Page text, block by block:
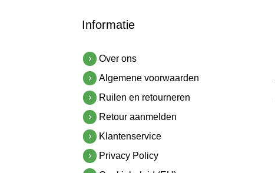
Informatie
Over ons
Algemene voorwaarden
Ruilen en retourneren
Retour aanmelden
Klantenservice
Privacy Policy